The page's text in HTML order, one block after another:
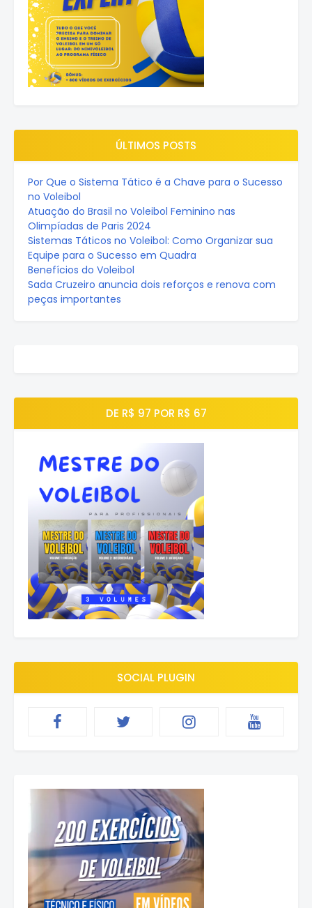
ÚLTIMOS POSTS
Por Que o Sistema Tático é a Chave para o Sucesso
no Voleibol
Atuação do Brasil no Voleibol Feminino nas
Olimpíadas de Paris 2024
Sistemas Táticos no Voleibol: Como Organizar sua
Equipe para o Sucesso em Quadra
Benefícios do Voleibol
Sada Cruzeiro anuncia dois reforços e renova com
peças importantes
DE R$ 97 POR R$ 67
SOCIAL PLUGIN